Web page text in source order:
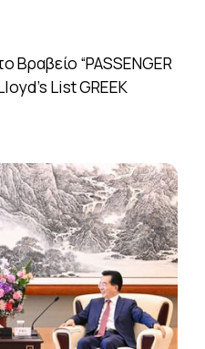
Βραβείο “PASSENGER
List GREEK